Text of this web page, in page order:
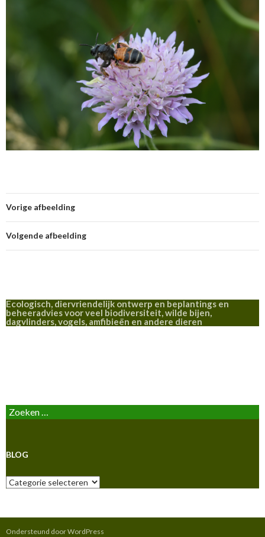
Vorige afbeelding
Volgende afbeelding
Ecologisch, diervriendelijk ontwerp en beplantings en
beheeradvies voor veel biodiversiteit, wilde bijen,
dagvlinders, vogels, amfibieën en andere dieren
Zoeken
naar:
BLOG
Blog
Ondersteund door WordPress